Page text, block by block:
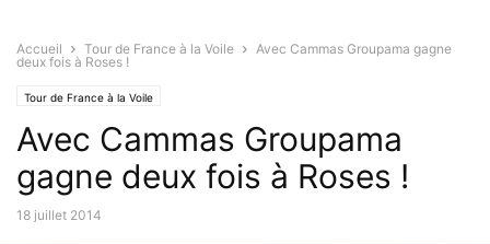
Accueil Tour de France à la Voile
Avec Cammas Groupama gagne
deux fois à Roses !
Tour de France à la Voile
Avec Cammas Groupama
gagne deux fois à Roses !
18 juillet 2014